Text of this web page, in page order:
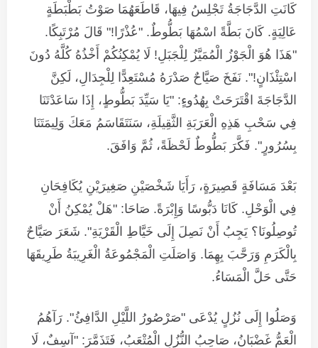
كَانَتِ الدَّجَاجَةُ تَجْلِسُ فِيهَا، قَاطَعَهُمَا صَوْتُ بَطْبَطَةٍ
عَالِيَةٍ. كَانَ بَطَّةً اسْمُهَا بَطُّوطٌ. "عُذْرًا!" قَالَ مُرْتَبِكًا.
"هَذَا هُوَ الْجَوْزُ الْمُمَيَّزُ لِلْجَبَلِ! لَا يُمْكِنُكُمْ أَخْذُهُ كُلَّهُ دُونَ
اسْتِئْذَانٍ!". نَفَخَ صَيَّاحٌ صَدْرَهُ مُسْتَعِدًّا لِلْجِدَالِ، لَكِنَّ
الدَّجَاجَةَ اقْتَرَحَتْ بِهُدُوءٍ: "يَا سَيِّدَ بَطُّوطٍ، إِذَا سَاعَدْتَنَا
فِي سَحْبِ هَذِهِ الْعَرَبَةِ الثَّقِيلَةِ، سَنَتَقَاسَمُ مَعَكَ وَلِيمَتَنَا
بِسُرُورٍ". فَكَّرَ بَطُّوطٌ لَحْظَةً، ثُمَّ وَافَقَ.
بَعْدَ مَسَافَةٍ قَصِيرَةٍ، رَأَيَا شَخْصَيْنِ صَغِيرَيْنِ يُكَافِحَانِ
فِي الْوَحْلِ. كَانَا دَبُّوسًا وَإِبْرَةً. صَاحَا: "هَلْ يُمْكِنُ أَنْ
تُوصِلُونَا؟ يَجِبُ أَنْ نَصِلَ إِلَى خَيَّاطِ الْقَرْيَةِ". شَعَرَ صَيَّاحٌ
بِالْكَرَمِ وَرَحَّبَ بِهِمَا. وَاصَلَتِ الْمَجْمُوعَةُ الْغَرِيبَةُ طَرِيقَهَا
حَتَّى حَلَّ الْمَسَاءُ.
وَصَلُوا إِلَى نُزُلٍ يُدْعَى "صَرْصُورُ اللَّيْلِ الدَّافِئُ". رَآهُمُ
الْعَمُّ غَضْبَانُ، صَاحِبُ النُّزُلِ الْمُتْعَبُ، فَتَذَمَّرَ: "آسِفٌ، لَا